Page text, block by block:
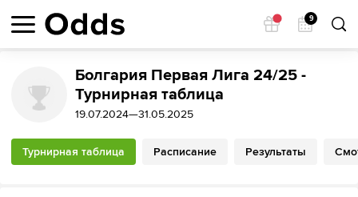
9
Болгария Первая Лига 24/25 -
Турнирная таблица
19.07.2024—31.05.2025
Турнирная таблица Расписание Результаты